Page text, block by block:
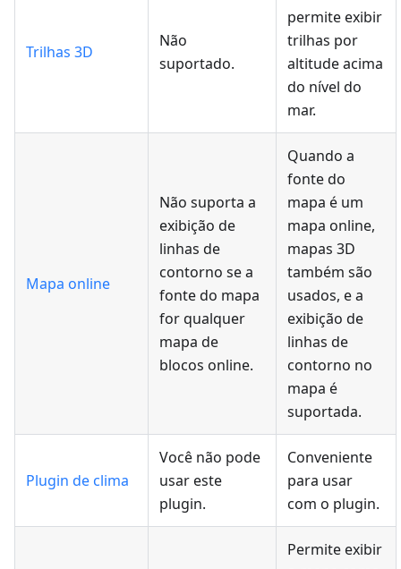
Trilhas 3D
Não
suportado.
permite exibir
trilhas por
altitude acima
do nível do
mar.
Mapa online
Não suporta a
exibição de
linhas de
contorno se a
fonte do mapa
for qualquer
mapa de
blocos online.
Quando a
fonte do
mapa é um
mapa online,
mapas 3D
também são
usados, e a
exibição de
linhas de
contorno no
mapa é
suportada.
Plugin de clima
Você não pode
usar este
plugin.
Conveniente
para usar
com o plugin.
Permite exibir